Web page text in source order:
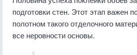
подготовки стен. Этот этап важен
полотном такого отделочного
все неровности основы.